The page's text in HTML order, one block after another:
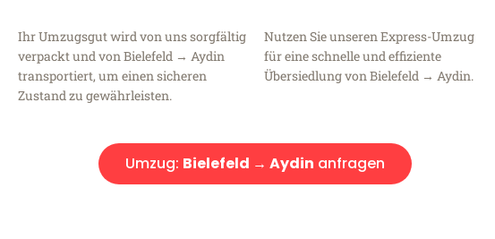
Ihr Umzugsgut wird von uns sorgfältig
verpackt und von Bielefeld → Aydin
transportiert, um einen sicheren
Zustand zu gewährleisten.
Nutzen Sie unseren Express-Umzug
für eine schnelle und effiziente
Übersiedlung von Bielefeld → Aydin.
Umzug: Bielefeld → Aydin anfragen